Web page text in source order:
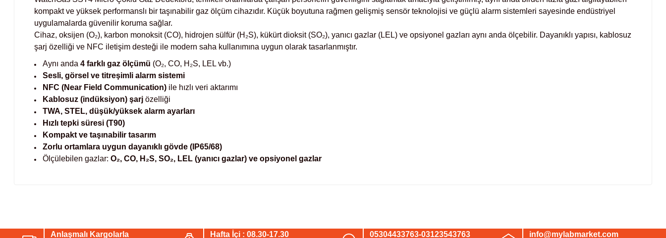
kompakt ve yüksek performanslı bir taşınabilir gaz ölçüm cihazıdır. Küçük boyutuna rağmen gelişmiş sensör teknolojisi ve güçlü alarm sistemleri sayesinde endüstriyel
uygulamalarda güvenilir koruma sağlar.
Cihaz, oksijen (O₂), karbon monoksit (CO), hidrojen sülfür (H₂S), kükürt dioksit (SO₂), yanıcı gazlar (LEL) ve opsiyonel gazları aynı anda ölçebilir. Dayanıklı yapısı, kablosuz
şarj özelliği ve NFC iletişim desteği ile modern saha kullanımına uygun olarak tasarlanmıştır.
Aynı anda 4 farklı gaz ölçümü (O₂, CO, H₂S, LEL vb.)
Sesli, görsel ve titreşimli alarm sistemi
NFC (Near Field Communication) ile hızlı veri aktarımı
Kablosuz (indüksiyon) şarj özelliği
TWA, STEL, düşük/yüksek alarm ayarları
Hızlı tepki süresi (T90)
Kompakt ve taşınabilir tasarım
Zorlu ortamlara uygun dayanıklı gövde (IP65/68)
Ölçülebilen gazlar: O₂, CO, H₂S, SO₂, LEL (yanıcı gazlar) ve opsiyonel gazlar
Anlaşmalı Kargolarla Hafta İçi : 08.30-17.30 05304433763-03123543763 info@mylabmarket.com